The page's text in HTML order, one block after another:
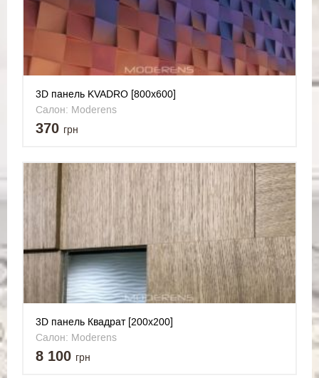
3D панель KVADRO [800х600]
Салон: Moderens
370 грн
3D панель Квадрат [200х200]
Салон: Moderens
8 100 грн